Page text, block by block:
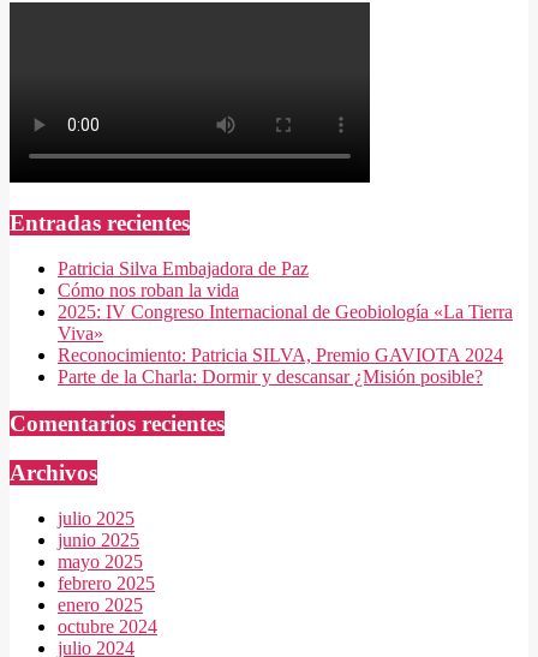
Entradas recientes
Patricia Silva Embajadora de Paz
Cómo nos roban la vida
2025: IV Congreso Internacional de Geobiología «La Tierra
Viva»
Reconocimiento: Patricia SILVA, Premio GAVIOTA 2024
Parte de la Charla: Dormir y descansar ¿Misión posible?
Comentarios recientes
Archivos
julio 2025
junio 2025
mayo 2025
febrero 2025
enero 2025
octubre 2024
julio 2024